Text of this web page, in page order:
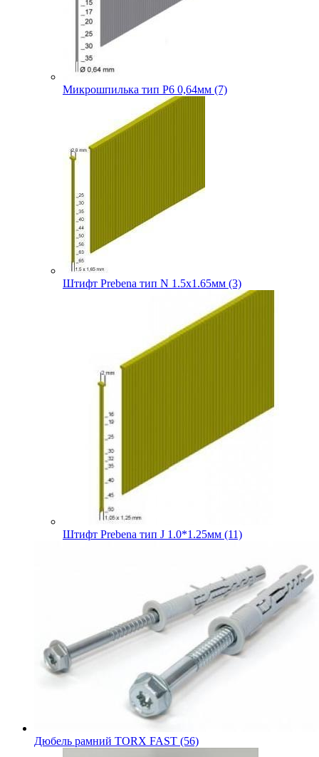
Микрошпилька тип P6 0,64мм (7)
Штифт Prebena тип N 1.5х1.65мм (3)
Штифт Prebena тип J 1.0*1.25мм (11)
Дюбель рамний TORX FAST (56)